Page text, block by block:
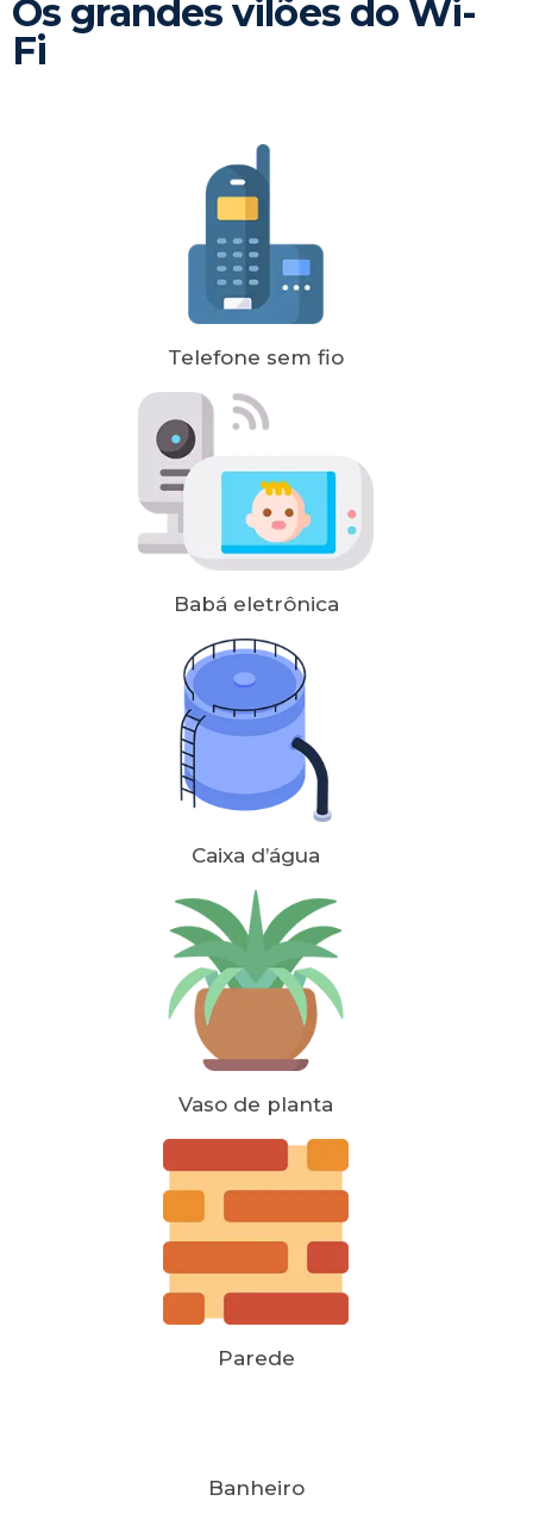
Os grandes vilões do Wi-
Fi
Telefone sem fio
Babá eletrônica
Caixa d’água
Vaso de planta
Parede
Banheiro